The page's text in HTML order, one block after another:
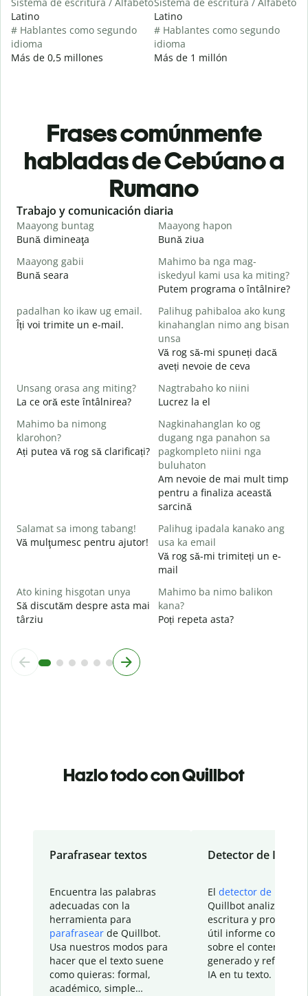
Latino
# Hablantes como segundo
idioma
Más de 0,5 millones
Latino
# Hablantes como segundo
idioma
Más de 1 millón
Frases comúnmente
habladas de Cebúano a
Rumano
Slide 1 of 6
Trabajo y comunicación diaria
Maayong buntag
Bună dimineaţa
Maayong hapon
Bună ziua
Maayong gabii
Bună seara
Mahimo ba nga mag-
iskedyul kami usa ka miting?
Putem programa o întâlnire?
padalhan ko ikaw ug email.
Îți voi trimite un e-mail.
Palihug pahibaloa ako kung
kinahanglan nimo ang bisan
unsa
Vă rog să-mi spuneți dacă
aveți nevoie de ceva
Unsang orasa ang miting?
La ce oră este întâlnirea?
Nagtrabaho ko niini
Lucrez la el
Mahimo ba nimong
klarohon?
Ați putea vă rog să clarificați?
Nagkinahanglan ko og
dugang nga panahon sa
pagkompleto niini nga
buluhaton
Am nevoie de mai mult timp
pentru a finaliza această
sarcină
Salamat sa imong tabang!
Vă mulţumesc pentru ajutor!
Palihug ipadala kanako ang
usa ka email
Vă rog să-mi trimiteți un e-
mail
Ato kining hisgotan unya
Să discutăm despre asta mai
târziu
Mahimo ba nimo balikon
kana?
Poți repeta asta?
Hazlo todo con Quillbot
Parafrasear textos
Encuentra las palabras
adecuadas con la
herramienta para
parafrasear de Quillbot.
Usa nuestros modos para
hacer que el texto suene
como quieras: formal,
académico, simple…
Detector de IA
El detector de IA
Quillbot analiza tu
escritura y
útil informe con
sobre el contenido
generado y refinado
IA en tu texto.